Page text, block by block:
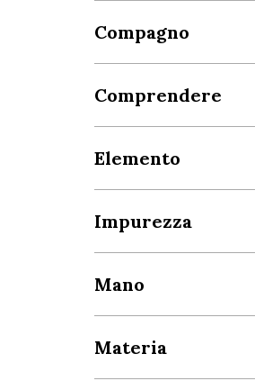
Compagno
Comprendere
Elemento
Impurezza
Mano
Materia